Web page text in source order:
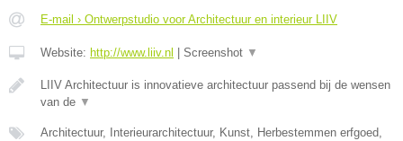
E-mail › Ontwerpstudio voor Architectuur en interieur LIIV
Website: http://www.liiv.nl | Screenshot ▼
LIIV Architectuur is innovatieve architectuur passend bij de wensen
van de ▼
Architectuur, Interieurarchitectuur, Kunst, Herbestemmen erfgoed,